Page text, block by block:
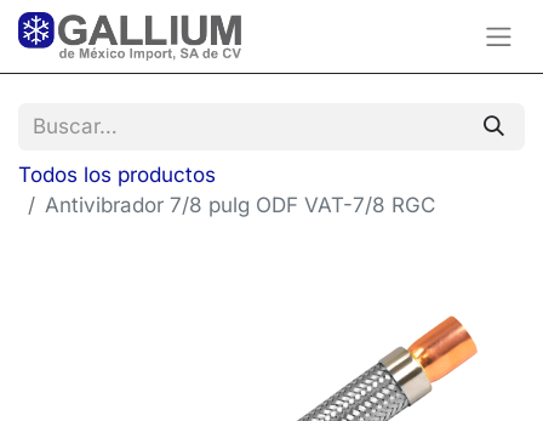
Todos los productos
Antivibrador 7/8 pulg ODF VAT-7/8 RGC